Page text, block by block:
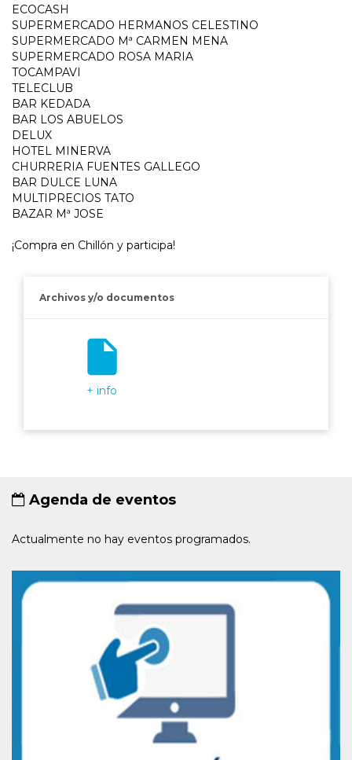
ECOCASH
SUPERMERCADO HERMANOS CELESTINO
SUPERMERCADO Mª CARMEN MENA
SUPERMERCADO ROSA MARIA
TOCAMPAVI
TELECLUB
BAR KEDADA
BAR LOS ABUELOS
DELUX
HOTEL MINERVA
CHURRERIA FUENTES GALLEGO
BAR DULCE LUNA
MULTIPRECIOS TATO
BAZAR Mª JOSE
¡Compra en Chillón y participa!
Archivos y/o documentos
insert_drive_file
+ info
Agenda de eventos
Actualmente no hay eventos programados.